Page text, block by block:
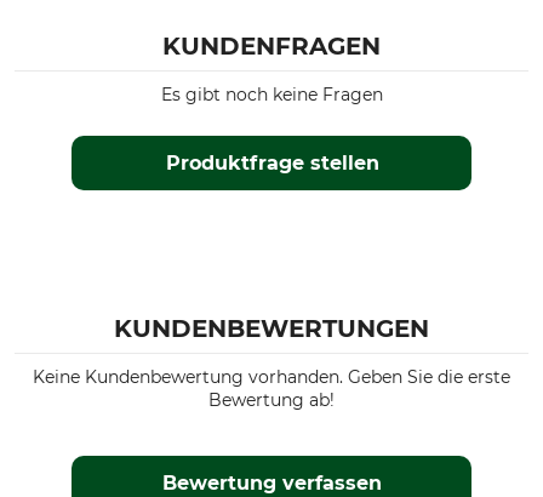
KUNDENFRAGEN
Produktfrage stellen
Es gibt noch keine Fragen
KUNDENBEWERTUNGEN
Keine Kundenbewertung vorhanden. Geben Sie die erste
Bewertung ab!
Bewertung verfassen